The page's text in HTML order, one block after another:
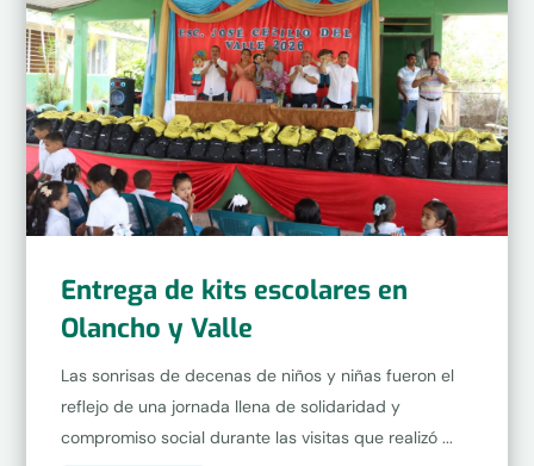
Entrega de kits escolares en
Olancho y Valle
Las sonrisas de decenas de niños y niñas fueron el
reflejo de una jornada llena de solidaridad y
compromiso social durante las visitas que realizó ...